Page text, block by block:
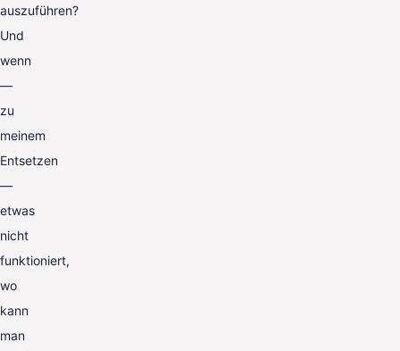
auszuführen?
Und
wenn
—
zu
meinem
Entsetzen
—
etwas
nicht
funktioniert,
wo
kann
man